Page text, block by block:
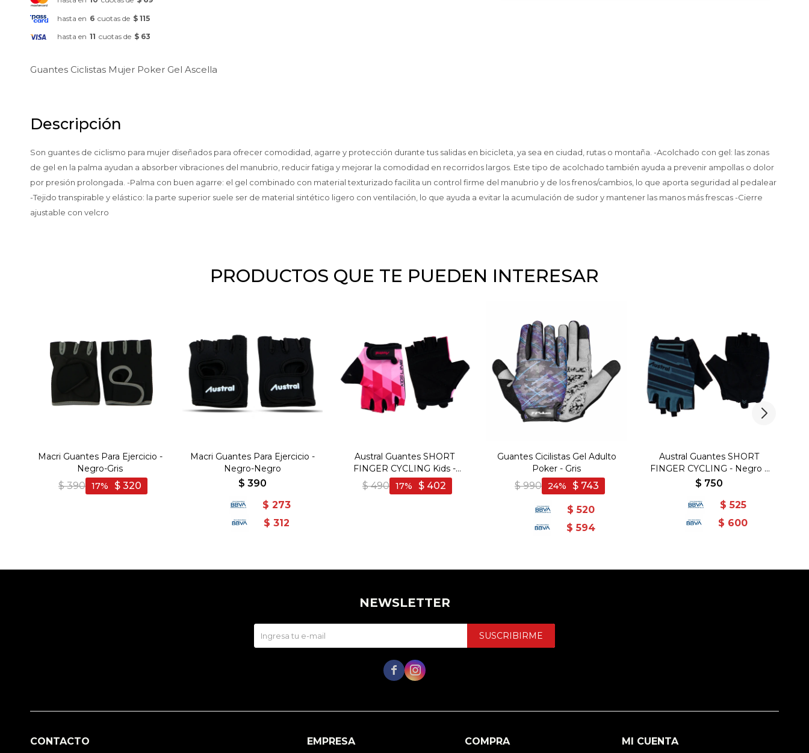
hasta en 6 cuotas de $ 115
hasta en 11 cuotas de $ 63
Guantes Ciclistas Mujer Poker Gel Ascella
Descripción
Son guantes de ciclismo para mujer diseñados para ofrecer comodidad, agarre y protección durante tus salidas en bicicleta, ya sea en ciudad, rutas o montaña. -Acolchado con gel: las zonas
de gel en la palma ayudan a absorber vibraciones del manubrio, reducir fatiga y mejorar la comodidad en recorridos largos. Este tipo de acolchado también ayuda a prevenir ampollas o dolor
por presión prolongada. -Palma con buen agarre: el gel combinado con material texturizado facilita un control firme del manubrio y de los frenos/cambios, lo que aporta seguridad al pedalear
-Tejido transpirable y elástico: la parte superior suele ser de material sintético ligero con ventilación, lo que ayuda a evitar la acumulación de sudor y mantener las manos más frescas -Cierre
ajustable con velcro
PRODUCTOS QUE TE PUEDEN INTERESAR
Macri Guantes Para Ejercicio -
Negro-Gris
$ 390 $ 320
17
Macri Guantes Para Ejercicio -
Negro-Negro
$ 390
$ 273
$ 312
Austral Guantes SHORT
FINGER CYCLING Kids -
Fucsia/Negro - Fucsia-Negro
$ 490 $ 402
17
Guantes Cicilistas Gel Adulto
Poker - Gris
$ 990 $ 743
24
$ 520
$ 594
Austral Guantes SHORT
FINGER CYCLING - Negro -
Negro
$ 750
$ 525
$ 600
CONTACTO EMPRESA COMPRA MI CUENTA
NEWSLETTER
SUSCRIBIRME
 